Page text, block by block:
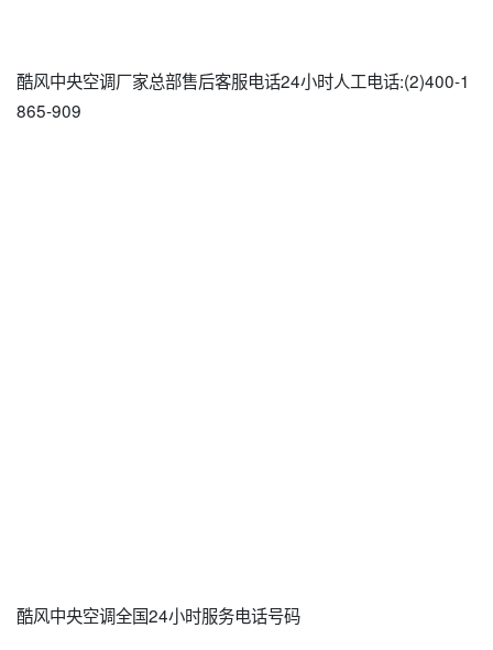
酷风中央空调厂家总部售后客服电话24小时人工电话:(2)400-1
865-909
酷风中央空调全国24小时服务电话号码